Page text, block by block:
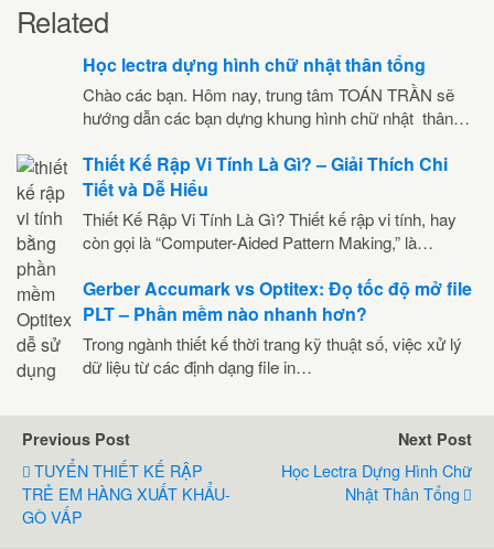
Related
Học lectra dựng hình chữ nhật thân tổng
Chào các bạn. Hôm nay, trung tâm TOÁN TRẦN sẽ
hướng dẫn các bạn dựng khung hình chữ nhật thân…
Thiết Kế Rập Vi Tính Là Gì? – Giải Thích Chi
Tiết và Dễ Hiểu
Thiết Kế Rập Vi Tính Là Gì? Thiết kế rập vi tính, hay
còn gọi là “Computer-Aided Pattern Making,” là…
Gerber Accumark vs Optitex: Đọ tốc độ mở file
PLT – Phần mềm nào nhanh hơn?
Trong ngành thiết kế thời trang kỹ thuật số, việc xử lý
dữ liệu từ các định dạng file in…
Previous Post
TUYỂN THIẾT KẾ RẬP
TRẺ EM HÀNG XUẤT KHẨU-
GÒ VẤP
Next Post
Học Lectra Dựng Hình Chữ
Nhật Thân Tổng